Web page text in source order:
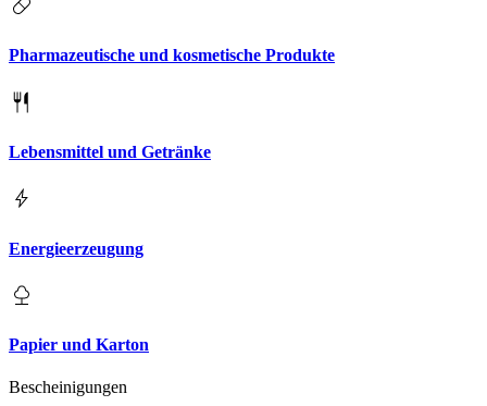
Pharmazeutische und kosmetische Produkte
Lebensmittel und Getränke
Energieerzeugung
Papier und Karton
Bescheinigungen